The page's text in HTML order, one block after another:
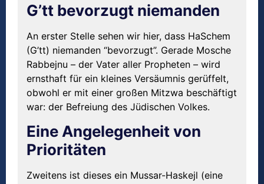
G’tt bevorzugt niemanden
An erster Stelle sehen wir hier, dass HaSchem
(G’tt) niemanden “bevorzugt”. Gerade Mosche
Rabbejnu – der Vater aller Propheten – wird
ernsthaft für ein kleines Versäumnis gerüffelt,
obwohl er mit einer großen Mitzwa beschäftigt
war: der Befreiung des Jüdischen Volkes.
Eine Angelegenheit von
Prioritäten
Zweitens ist dieses ein Mussar-Haskejl (eine